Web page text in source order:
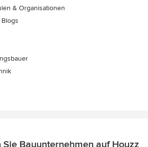
& Organisationen
Sie Bauunternehmen auf Houzz